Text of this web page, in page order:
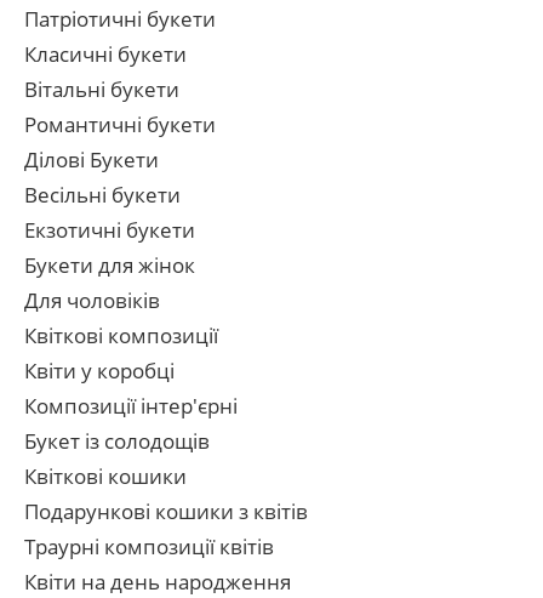
Патріотичні букети
Класичні букети
Вітальні букети
Романтичні букети
Ділові Букети
Весільні букети
Екзотичні букети
Букети для жінок
Для чоловіків
Квіткові композиції
Квіти у коробці
Композиції інтер'єрні
Букет із солодощів
Квіткові кошики
Подарункові кошики з квітів
Траурні композиції квітів
Квіти на день народження